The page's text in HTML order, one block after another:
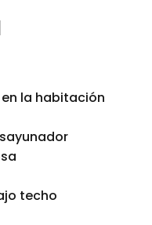
la habitación
techo